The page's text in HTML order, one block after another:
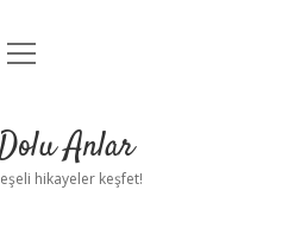
Uyarı
menüyü
Anlar
hikayeler keşfet!